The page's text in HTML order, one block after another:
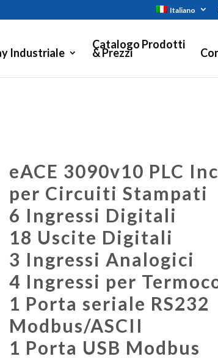
Italiano
Industriale
Catalogo Prodotti
& Prezzi
eACE 3090v10 PLC
per Circuiti Stampati
6 Ingressi Digitali
18 Uscite Digitali
3 Ingressi Analogici
4 Ingressi per
1 Porta seriale RS232
Modbus/ASCII
1 Porta USB Modbus